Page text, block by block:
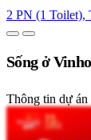
2 PN (1 Toilet),
Sống ở
Thông tin dự án